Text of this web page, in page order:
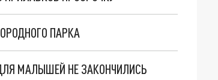
ПАРКА
МАЛЫШЕЙ НЕ ЗАКОНЧИЛИСЬ